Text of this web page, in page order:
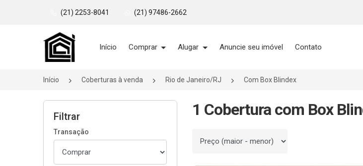
(21) 2253-8041 (21) 97486-2662
Página inicial
Início Comprar Alugar Anuncie seu imóvel Contato
Início Coberturas à venda Rio de Janeiro/RJ Com Box Blindex
Filtrar
Transação
1 Cobertura com Box
Ordenar por